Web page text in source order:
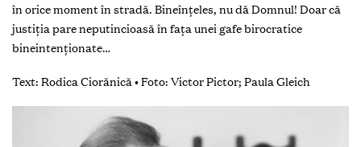
în orice moment în stradă. Bineînţeles, nu dă Domnul! Doar că
justiţia pare neputincioasă în faţa unei gafe birocratice
bineintenţionate…
Text: Rodica Ciorănică • Foto: Victor Pictor; Paula Gleich